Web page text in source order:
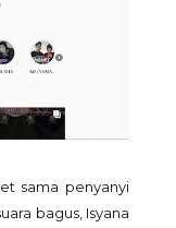
sama penyanyi
bagus, Isyana